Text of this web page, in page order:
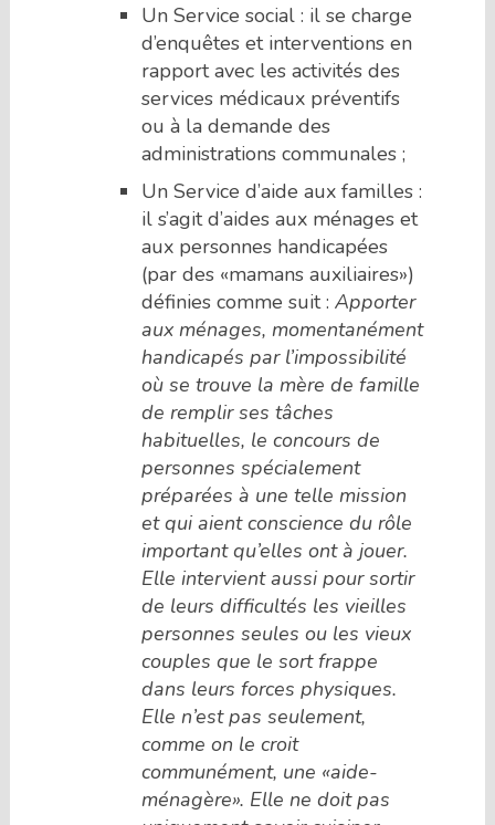
Un Service social : il se charge
d’enquêtes et interventions en
rapport avec les activités des
services médicaux préventifs
ou à la demande des
administrations communales ;
Un Service d’aide aux familles :
il s’agit d’aides aux ménages et
aux personnes handicapées
(par des «mamans auxiliaires»)
définies comme suit : Apporter
aux ménages, momentanément
handicapés par l’impossibilité
où se trouve la mère de famille
de remplir ses tâches
habituelles, le concours de
personnes spécialement
préparées à une telle mission
et qui aient conscience du rôle
important qu’elles ont à jouer.
Elle intervient aussi pour sortir
de leurs difficultés les vieilles
personnes seules ou les vieux
couples que le sort frappe
dans leurs forces physiques.
Elle n’est pas seulement,
comme on le croit
communément, une «aide-
ménagère». Elle ne doit pas